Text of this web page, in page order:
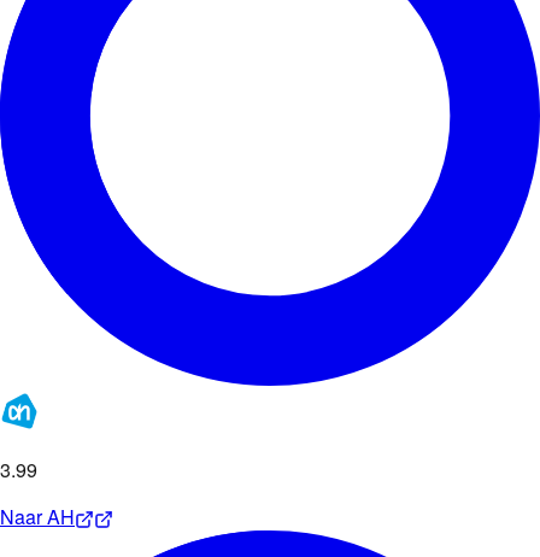
3.99
NaarAH